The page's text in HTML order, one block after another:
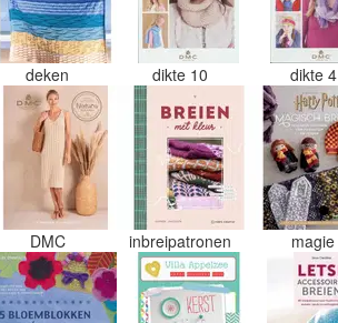
deken dikte 10 dikte 4
DMC inbreipatronen magie